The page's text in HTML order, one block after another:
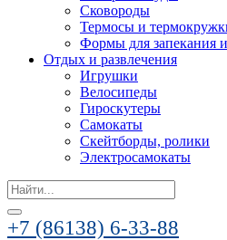
Сковороды
Термосы и
Формы для запекания
Отдых и развлечения
Игрушки
Велосипеды
Гироскутеры
Самокаты
Скейтборды, ролики
Электросамокаты
Search
for:
+7 (86138) 6-33-88